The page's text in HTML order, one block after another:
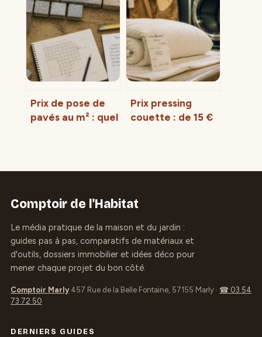
4 diagnostics
techniques et le
poids critique
pour réussir votre
projet
d’ouverture
rapide, risques
matériels et
budget serrurier
Prix de pose de
pavés au m² : quel
Prix pressing
couette : de 15 €
Comptoir de l'Habitat
Le média pratique de la maison et du jardin :
guides pas à pas, comparatifs de matériaux et
d'outils, dossiers immobilier et idées déco pour
mener chaque projet du bon côté.
Comptoir Marly 457 Rue de la Belle Fontaine, 57155 Marly · ☎ 03 54
73 72 50
DERNIERS GUIDES